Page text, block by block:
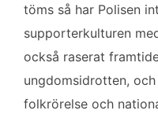
töms så har Polisen
supporterkulturen
också raserat
ungdomsidrotten,
folkrörelse och